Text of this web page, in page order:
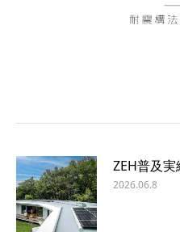
ZEH普及
2026.06.8